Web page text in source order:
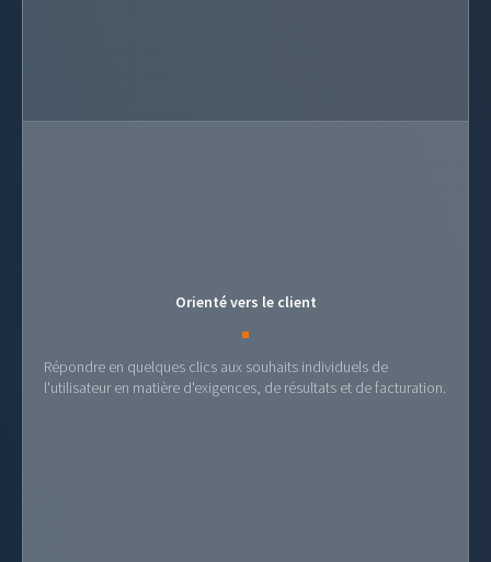
Orienté vers le client
Répondre en quelques clics aux souhaits individuels de
l'utilisateur en matière d'exigences, de résultats et de facturation.